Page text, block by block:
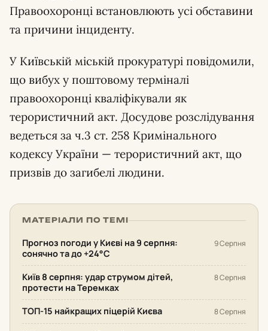
Правоохоронці встановлюють усі обставини
та причини інциденту.
У Київській міській прокуратурі повідомили,
що вибух у поштовому терміналі
правоохоронці кваліфікували як
терористичний акт. Досудове розслідування
ведеться за ч.3 ст. 258 Кримінального
кодексу України — терористичний акт, що
призвів до загибелі людини.
МАТЕРІАЛИ ПО ТЕМІ
Прогноз погоди у Києві на 9 серпня:
сонячно та до +24°С
9 Серпня
Київ 8 серпня: удар струмом дітей,
протести на Теремках
8 Серпня
ТОП-15 найкращих піцерій Києва 8 Серпня